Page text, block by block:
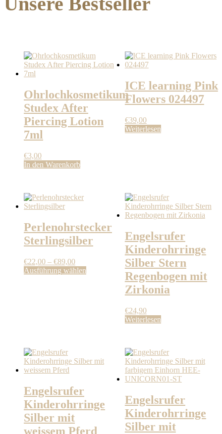
Ohrlochkosmetikum
Studex After
Piercing Lotion
7ml
€3,00
In den Warenkorb
ICE learning Pink
Flowers 024497
€39,00
Weiterlesen
Perlenohrstecker
Sterlingsilber
€22,00 – €89,00Preisspanne:
€22,00
Ausführung wählen
der
Engelsrufer
Kinderohrringe
Silber Stern
Regenbogen mit
Zirkonia
€24,90
Weiterlesen
Engelsrufer
Kinderohrringe
Silber mit
weissem Pferd
Engelsrufer
Kinderohrringe
Silber mit